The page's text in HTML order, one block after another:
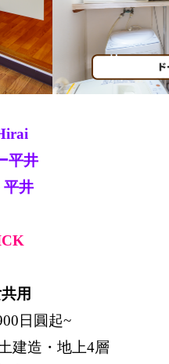
平井
平井
用
日圓起~
建造・地上4層